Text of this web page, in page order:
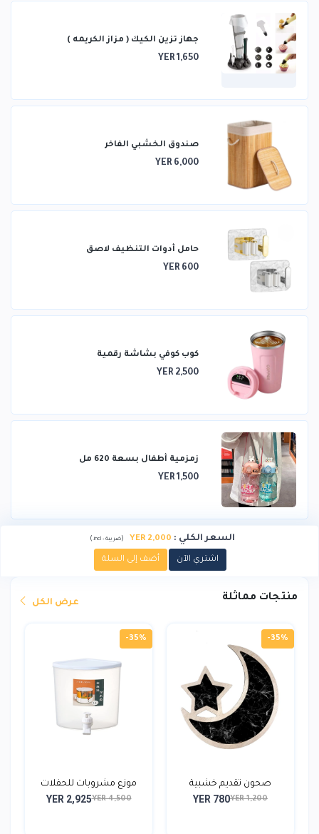
جهاز تزين الكيك ( مزاز الكريمه )
YER 1,650
صندوق الخشبي الفاخر
YER 6,000
حامل أدوات التنظيف لاصق
YER 600
كوب كوفي بشاشة رقمية
YER 2,500
زمزمية أطفال بسعة 620 مل
YER 1,500
السعر الكلي :
YER 2,000
(ضريبة : incl.
)
اشتري الآن أضف إلى السلة
منتجات مماثلة عرض الكل
-35%
صحون تقديم خشبية
YER 1,200
YER 780
-35%
موزع مشروبات للحفلات
YER 4,500
YER 2,925